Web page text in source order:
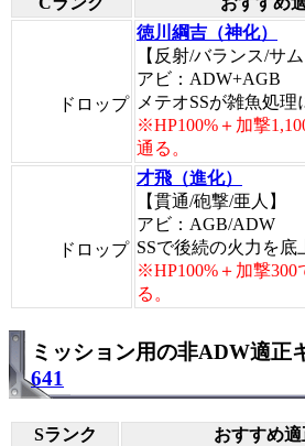
ドロップ
徳川綱吉（神化）
【反射/バランス/サム
アビ：ADW+AGB
メテオSSが雑魚処理
※HP100%＋加撃
通る。
ドロップ
才飛（進化）
【貫通/砲撃/亜人】
アビ：AGB/ADW
SSで後続の火力を底
※HP100%＋加撃300
る。
ミッション用の非ADW適正
641
Sランク おすすめ